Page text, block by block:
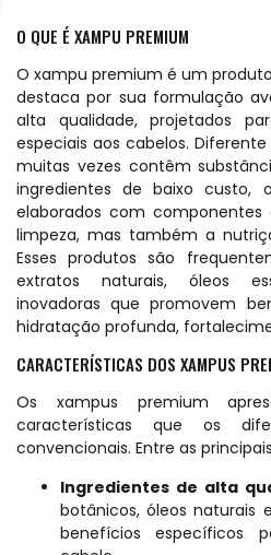
O QUE É XAMPU PREMIUM
O xampu premium é um
destaca por sua formulação
alta qualidade, projetados
especiais aos cabelos.
muitas vezes contêm
ingredientes de baixo custo,
elaborados com
limpeza, mas também a
Esses produtos são
extratos naturais, óleos
inovadoras que promovem
hidratação profunda,
CARACTERÍSTICAS DOS XAMPUS
Os xampus premium
características que os
convencionais. Entre as
Ingredientes de alta
botânicos, óleos naturais
benefícios específicos